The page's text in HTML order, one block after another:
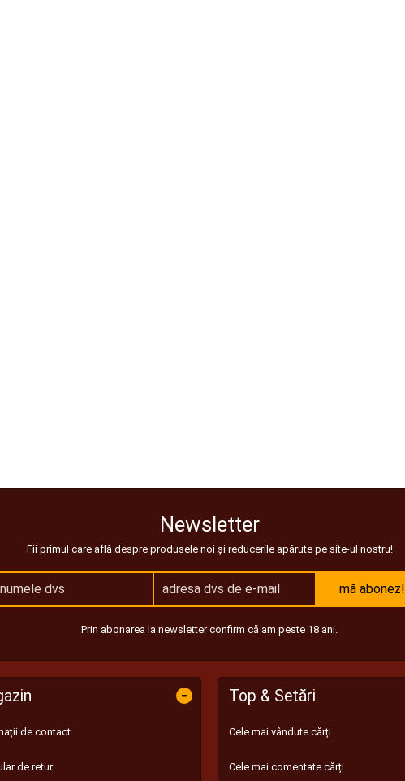
Newsletter
Fii primul care află despre produsele noi și reducerile apărute pe site-ul nostru!
mă abonez!
Prin abonarea la newsletter confirm că am peste 18 ani.
-
de contact
de retur
Top & Setări
Cele mai vândute cărți
Cele mai comentate cărți